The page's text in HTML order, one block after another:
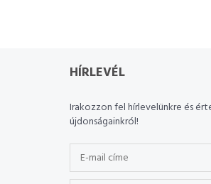
HÍRLEVÉL
Irakozzon fel hírlevelünkre és
újdonságainkról!